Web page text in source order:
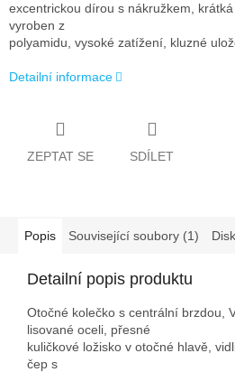
excentrickou dírou s nákružkem,
vyroben z
polyamidu, vysoké zatížení, kluzné
Detailní informace
ZEPTAT SE SDÍLET
Popis Související soubory (1)
Detailní popis produktu
Otočné kolečko s centrální brzdou,
lisované oceli, přesné
kuličkové ložisko v otočné hlavě,
čep s